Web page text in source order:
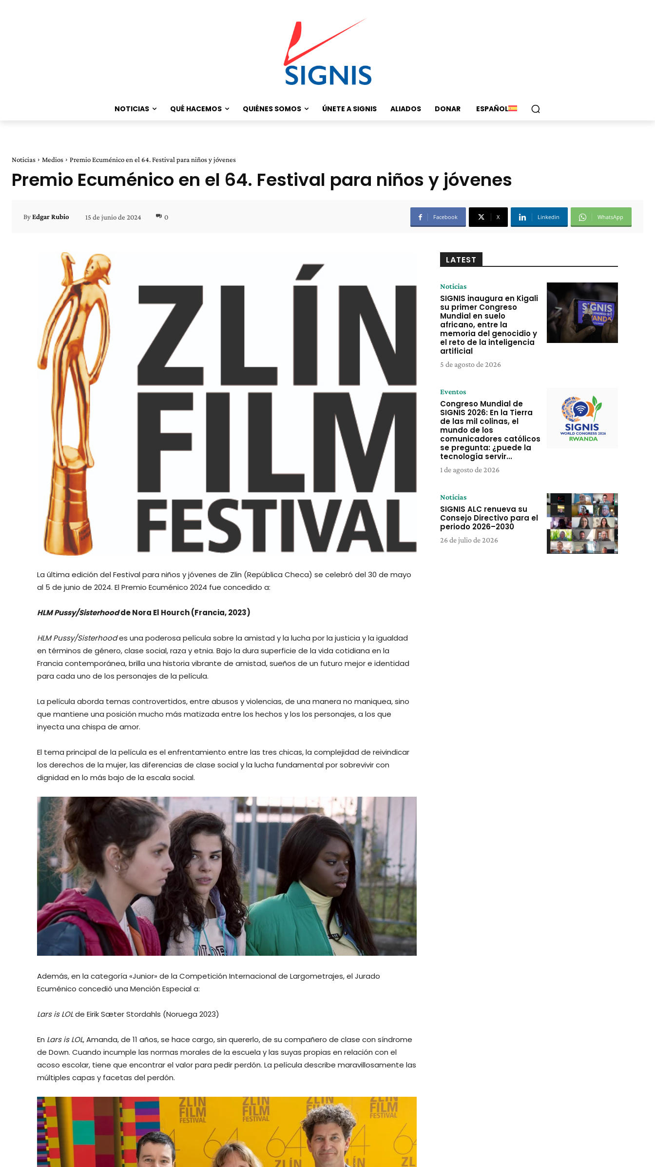
NOTICIAS QUÉ HACEMOS QUIÉNES SOMOS ÚNETE A SIGNIS ALIADOS DONAR ESPAÑOL
Noticias Medios Premio Ecuménico en el 64. Festival para niños y jóvenes
Premio Ecuménico en el 64. Festival para niños y jóvenes
ByEdgar Rubio 15 de junio de 2024 0 Facebook X Linkedin WhatsApp
La última edición del Festival para niños y jóvenes de Zlin (República Checa) se celebró del 30 de mayo
al 5 de junio de 2024. El Premio Ecuménico 2024 fue concedido a:
HLM Pussy/Sisterhoodde Nora El Hourch (Francia, 2023)
HLM Pussy/Sisterhoodes una poderosa película sobre la amistad y la lucha por la justicia y la igualdad
en términos de género, clase social, raza y etnia. Bajo la dura superficie de la vida cotidiana en la
Francia contemporánea, brilla una historia vibrante de amistad, sueños de un futuro mejor e identidad
para cada uno de los personajes de la película.
La película aborda temas controvertidos, entre abusos y violencias, de una manera no maniquea, sino
que mantiene una posición mucho más matizada entre los hechos y los los personajes, a los que
inyecta una chispa de amor.
El tema principal de la película es el enfrentamiento entre las tres chicas, la complejidad de reivindicar
los derechos de la mujer, las diferencias de clase social y la lucha fundamental por sobrevivir con
dignidad en lo más bajo de la escala social.
Además, en la categoría «Junior» de la Competición Internacional de Largometrajes, el Jurado
Ecuménico concedió una Mención Especial a:
Lars is LOLde Eirik Sæter Stordahls (Noruega 2023)
En Lars is LOL, Amanda, de 11 años, se hace cargo, sin quererlo, de su compañero de clase con síndrome
de Down. Cuando incumple las normas morales de la escuela y las suyas propias en relación con el
acoso escolar, tiene que encontrar el valor para pedir perdón. La película describe maravillosamente las
múltiples capas y facetas del perdón.
LATEST
Noticias
SIGNIS inaugura en Kigali
su primer Congreso
Mundial en suelo
africano, entre la
memoria del genocidio y
el reto de la inteligencia
artificial
5 de agosto de 2026
Eventos
Congreso Mundial de
SIGNIS 2026: En la Tierra
de las mil colinas, el
mundo de los
comunicadores católicos
se pregunta: ¿puede la
tecnología servir...
1 de agosto de 2026
Noticias
SIGNIS ALC renueva su
Consejo Directivo para el
periodo 2026–2030
26 de julio de 2026